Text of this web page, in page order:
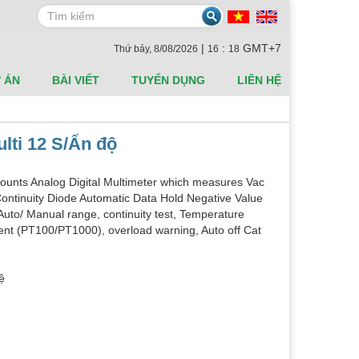
Search
Thứ bảy, 8/08/2026 | 16 : 18 GMT+7
ÁN BÀI VIẾT TUYỂN DỤNG LIÊN HỆ
12 S/Ấn độ
Analog Digital Multimeter which measures Vac
Diode Automatic Data Hold Negative Value
Manual range, continuity test, Temperature
(PT100/PT1000), overload warning, Auto off Cat